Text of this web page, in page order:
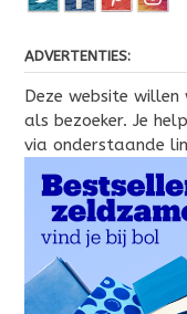
ADVERTENTIES:
Deze website
als bezoeker. Je
via onderstaande